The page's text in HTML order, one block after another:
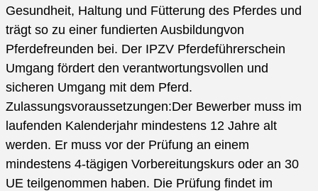
Gesundheit, Haltung und Fütterung des Pferdes und
trägt so zu einer fundierten Ausbildungvon
Pferdefreunden bei. Der IPZV Pferdeführerschein
Umgang fördert den verantwortungsvollen und
sicheren Umgang mit dem Pferd.
Zulassungsvoraussetzungen:Der Bewerber muss im
laufenden Kalenderjahr mindestens 12 Jahre alt
werden. Er muss vor der Prüfung an einem
mindestens 4-tägigen Vorbereitungskurs oder an 30
UE teilgenommen haben. Die Prüfung findet im